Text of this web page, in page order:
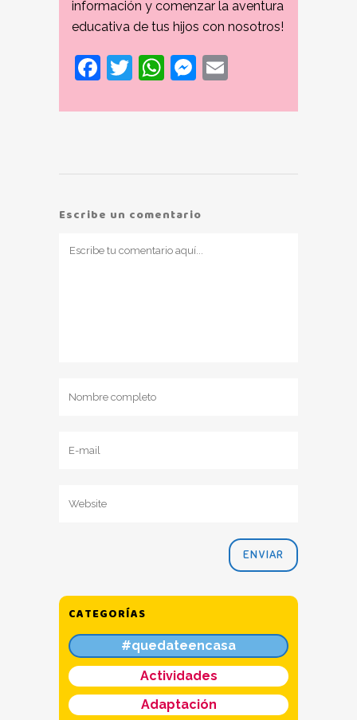
información y comenzar la aventura
educativa de tus hijos con nosotros!
Facebook
Twitter
WhatsApp
Messenger
Escribe un comentario
CATEGORÍAS
#quedateencasa
Actividades
Adaptación